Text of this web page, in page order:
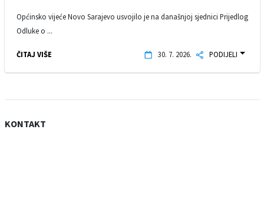
Općinsko vijeće Novo Sarajevo usvojilo je na današnjoj sjednici Prijedlog
Odluke o ...
ČITAJ VIŠE 30. 7. 2026. PODIJELI
KONTAKT